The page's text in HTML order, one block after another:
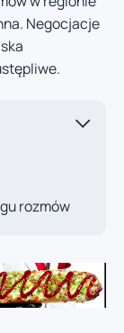
Negocjacje
rozmów